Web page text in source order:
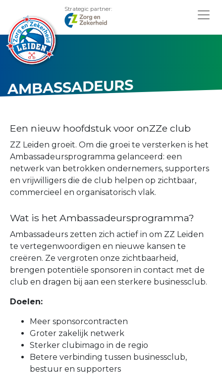
Strategic partner:
AMBASSADEURS
Een nieuw hoofdstuk voor onZZe club
ZZ Leiden groeit. Om die groei te versterken is het
Ambassadeursprogramma gelanceerd: een
netwerk van betrokken ondernemers, supporters
en vrijwilligers die de club helpen op zichtbaar,
commercieel en organisatorisch vlak.
Wat is het Ambassadeursprogramma?
Ambassadeurs zetten zich actief in om ZZ Leiden
te vertegenwoordigen en nieuwe kansen te
creëren. Ze vergroten onze zichtbaarheid,
brengen potentiële sponsoren in contact met de
club en dragen bij aan een sterkere businessclub.
Doelen:
Meer sponsorcontracten
Groter zakelijk netwerk
Sterker clubimago in de regio
Betere verbinding tussen businessclub,
bestuur en supporters